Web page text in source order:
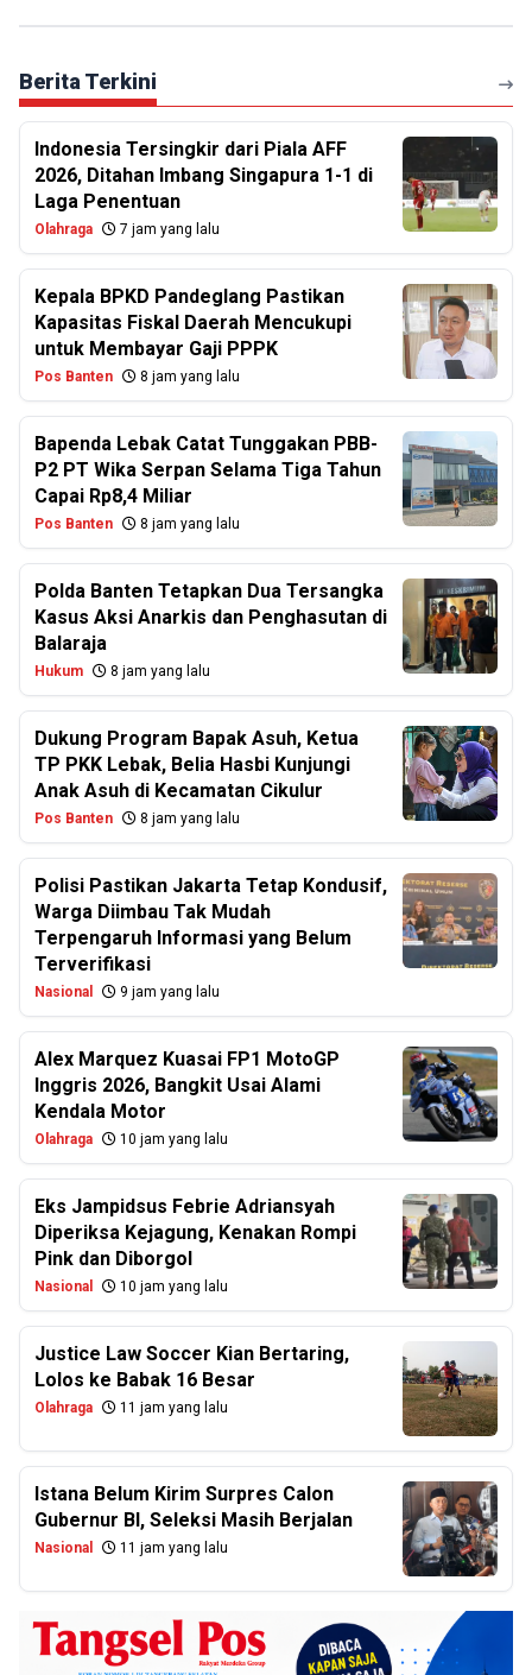
Berita Terkini
Indonesia Tersingkir dari Piala AFF
2026, Ditahan Imbang Singapura 1-1 di
Laga Penentuan
Olahraga 7 jam yang lalu
Kepala BPKD Pandeglang Pastikan
Kapasitas Fiskal Daerah Mencukupi
untuk Membayar Gaji PPPK
Pos Banten 8 jam yang lalu
Bapenda Lebak Catat Tunggakan PBB-
P2 PT Wika Serpan Selama Tiga Tahun
Capai Rp8,4 Miliar
Pos Banten 8 jam yang lalu
Polda Banten Tetapkan Dua Tersangka
Kasus Aksi Anarkis dan Penghasutan di
Balaraja
Hukum 8 jam yang lalu
Dukung Program Bapak Asuh, Ketua
TP PKK Lebak, Belia Hasbi Kunjungi
Anak Asuh di Kecamatan Cikulur
Pos Banten 8 jam yang lalu
Polisi Pastikan Jakarta Tetap Kondusif,
Warga Diimbau Tak Mudah
Terpengaruh Informasi yang Belum
Terverifikasi
Nasional 9 jam yang lalu
Alex Marquez Kuasai FP1 MotoGP
Inggris 2026, Bangkit Usai Alami
Kendala Motor
Olahraga 10 jam yang lalu
Eks Jampidsus Febrie Adriansyah
Diperiksa Kejagung, Kenakan Rompi
Pink dan Diborgol
Nasional 10 jam yang lalu
Justice Law Soccer Kian Bertaring,
Lolos ke Babak 16 Besar
Olahraga 11 jam yang lalu
Istana Belum Kirim Surpres Calon
Gubernur BI, Seleksi Masih Berjalan
Nasional 11 jam yang lalu